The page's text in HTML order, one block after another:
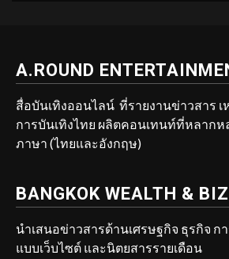
A.ROUND
สื่อบันเทิงออนไลน์ ที่รายงานข่าวสาร
การบันเทิงไทย ผลิตคอนเทนท์ที่หลาก
ภาษา (ไทยและอังกฤษ)
BANGKOK WEALTH & BIZ
นำเสนอข่าวสารด้านเศรษฐกิจ ธุรกิจ ก
แบบเว็บไซต์ และนิตยสารรายเดือน